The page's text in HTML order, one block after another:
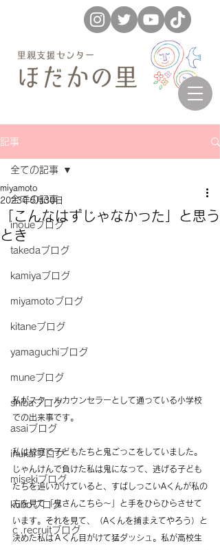
記事
全ての記事
inoueブログ
takedaブログ
kamiyaブログ
miyamotoブログ
kitaneブログ
yamaguchiブログ
muneブログ
shibaブログ
asaiブログ
inukaiブログ
misekiブログ
kuboブログ
ｃ.recruitブログ
全ての記事
「こんなはずじゃなかった」と思う
とき
miyamoto
2023年5月30日
私がスクールカウンセラーとして通っている小学校
での出来事です。
私は校庭で子どもたちと鬼ごっこをしていました。
じゃんけんで負けた私は鬼になって、逃げる子ども
たちを追いかけていると、すばしっこいAくんが私の
方を見て「鬼さんこちら～」と手をひらひらさせて
います。それを見て、（Aくんを捕まえてやろう）と
決めた私はＡくん目がけて猛ダッシュ。私が高校生